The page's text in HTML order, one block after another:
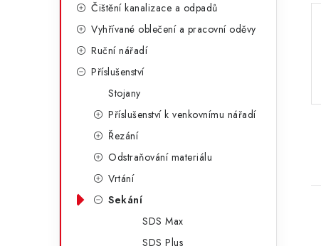
Čištění kanalizace a odpadů
Vyhřívané oblečení a pracovní oděvy
Ruční nářadí
Příslušenství
Stojany
Příslušenství k venkovnímu nářadí
Řezání
Odstraňování materiálu
Vrtání
Sekání
SDS Max
SDS Plus